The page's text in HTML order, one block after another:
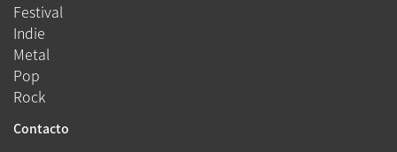
Festival
Indie
Metal
Pop
Rock
Contacto